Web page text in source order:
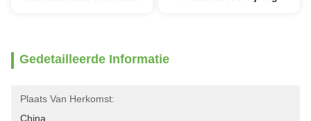
Gedetailleerde Informatie
Plaats Van Herkomst:
China